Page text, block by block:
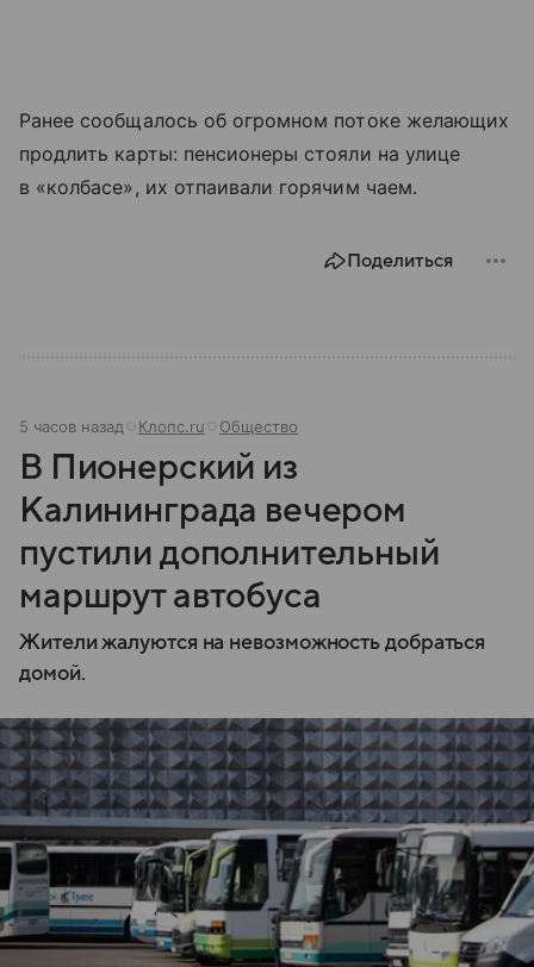
Ранее сообщалось об огромном потоке желающих
продлить карты: пенсионеры стояли на улице
в «колбасе», их отпаивали горячим чаем.
Поделиться
5 часов назад Клопс.ru Общество
В Пионерский из
Калининграда вечером
пустили дополнительный
маршрут автобуса
Жители жалуются на невозможность добраться
домой.